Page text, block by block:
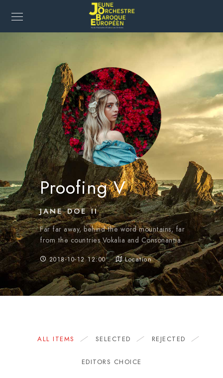
Proofing V
JANE DOE II
Far far away, behind the word mountains, far
from the countries Vokalia and Consonantia.
2018-10-12 12:00 Location
ALL ITEMS SELECTED REJECTED
EDITORS CHOICE